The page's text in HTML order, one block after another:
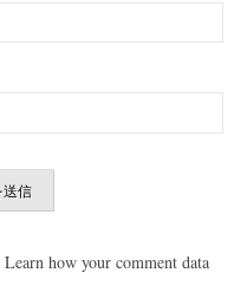
Learn how your comment data